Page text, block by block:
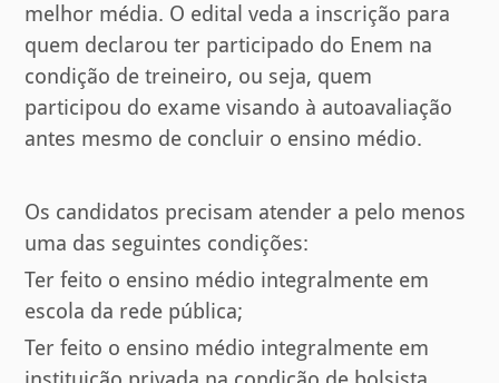
melhor média. O edital veda a inscrição para
quem declarou ter participado do Enem na
condição de treineiro, ou seja, quem
participou do exame visando à autoavaliação
antes mesmo de concluir o ensino médio.
Os candidatos precisam atender a pelo menos
uma das seguintes condições:
Ter feito o ensino médio integralmente em
escola da rede pública;
Ter feito o ensino médio integralmente em